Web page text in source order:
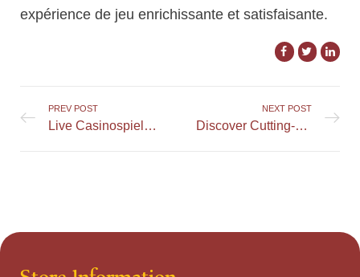
expérience de jeu enrichissante et satisfaisante.
PREV POST
Live Casinospiele: Ihre Bedeutung im Gesamtangebot
NEXT POST
Discover Cutting-Edge Sports Betting Options at Myata